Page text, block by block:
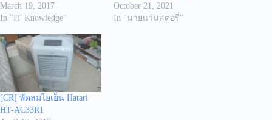
March 19, 2017
In "IT Knowledge"
October 21, 2021
In "นายแว่นสตอรี่"
[CR] พัดลมไอเย็น Hatari
HT-AC33R1